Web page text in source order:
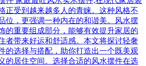
正受到越来越多人的青睐。这种风格不
位，更强调一种内在的和谐美。风水摆
的重要组成部分，能够有效提升家居的
者带来好运和舒适感。本文将探讨轻奢
的选择与搭配，助你打造出一个既美观
的居住空间。选择合适的风水摆件在选